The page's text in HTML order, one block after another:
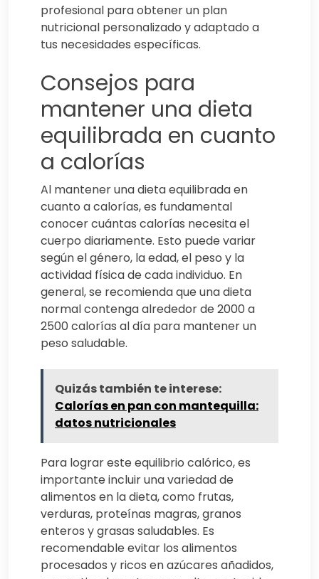
profesional para obtener un plan
nutricional personalizado y adaptado a
tus necesidades específicas.
Consejos para
mantener una dieta
equilibrada en cuanto
a calorías
Al mantener una dieta equilibrada en
cuanto a calorías, es fundamental
conocer cuántas calorías necesita el
cuerpo diariamente. Esto puede variar
según el género, la edad, el peso y la
actividad física de cada individuo. En
general, se recomienda que una dieta
normal contenga alrededor de 2000 a
2500 calorías al día para mantener un
peso saludable.
Quizás también te interese:
Calorías en pan con mantequilla:
datos nutricionales
Para lograr este equilibrio calórico, es
importante incluir una variedad de
alimentos en la dieta, como frutas,
verduras, proteínas magras, granos
enteros y grasas saludables. Es
recomendable evitar los alimentos
procesados y ricos en azúcares añadidos,